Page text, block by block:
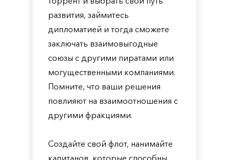
развития, займитесь
дипломатией и тогда сможете
заключать взаимовыгодные
союзы с другими пиратами или
могущественными компаниями.
Помните, что ваши решения
повлияют на взаимоотношения с
другими фракциями.
Создайте свой флот, нанимайте
капитанов, которые способны